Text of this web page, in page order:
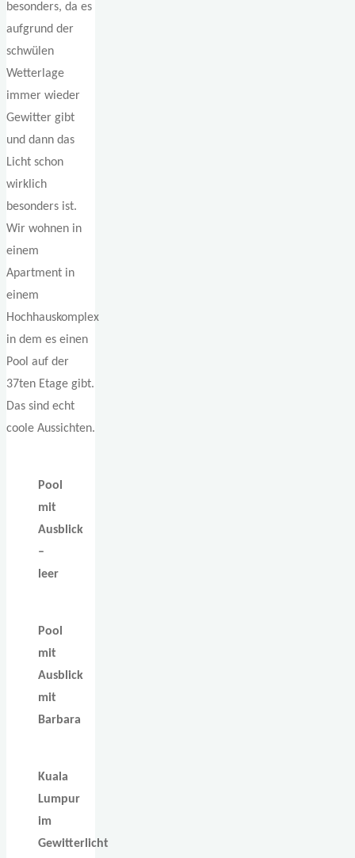
besonders, da es
aufgrund der
schwülen
Wetterlage
immer wieder
Gewitter gibt
und dann das
Licht schon
wirklich
besonders ist.
Wir wohnen in
einem
Apartment in
einem
Hochhauskomplex
in dem es einen
Pool auf der
37ten Etage gibt.
Das sind echt
coole Aussichten.
Pool
mit
Ausblick
–
leer
Pool
mit
Ausblick
mit
Barbara
Kuala
Lumpur
im
Gewitterlicht